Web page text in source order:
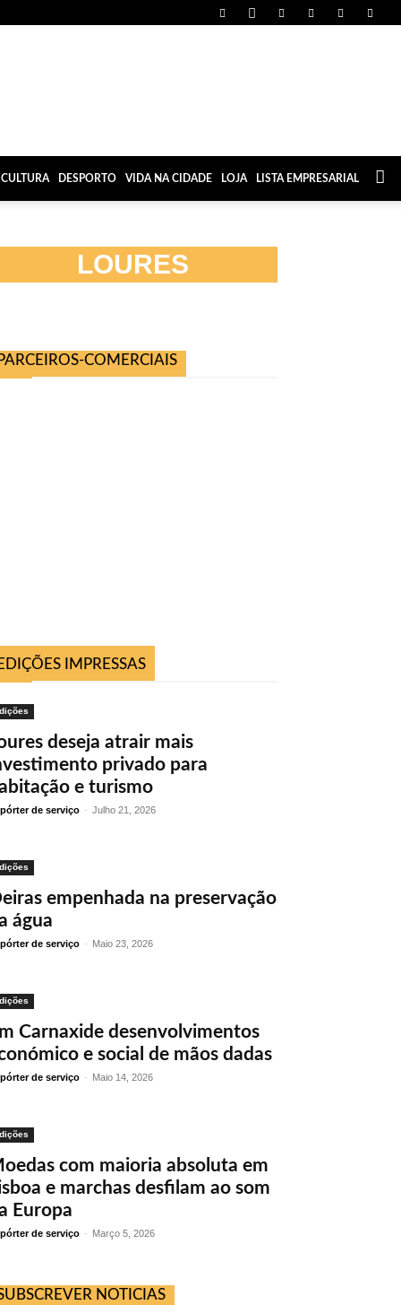
CULTURA DESPORTO VIDA NA CIDADE LOJA LISTA EMPRESARIAL
LOURES
PARCEIROS-COMERCIAIS
EDIÇÕES IMPRESSAS
deseja atrair mais
privado para
e turismo
de serviço - Julho 21, 2026
empenhada na preservação
água
de serviço - Maio 23, 2026
Carnaxide desenvolvimentos
e social de mãos dadas
de serviço - Maio 14, 2026
com maioria absoluta em
e marchas desfilam ao som
Europa
de serviço - Março 5, 2026
NOTICIAS